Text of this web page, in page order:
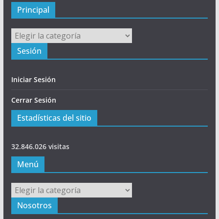
Principal
Principal
Sesión
Iniciar Sesión
Cerrar Sesión
Estadísticas del sitio
32.846.026 visitas
Menú
Menú
Nosotros